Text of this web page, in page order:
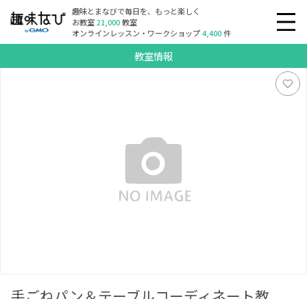
趣味とまなびで毎日を、もっと楽しく
お教室21,000教室
オンラインレッスン・ワークショップ4,400件
教室情報